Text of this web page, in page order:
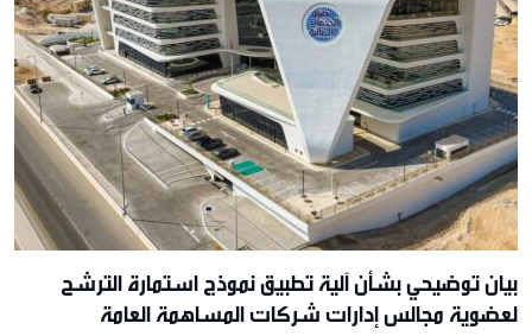
بيان توضيحي بشأن آلية تطبيق نموذج استمارة الترشح
لعضوية مجالس إدارات شركات المساهمة العامة